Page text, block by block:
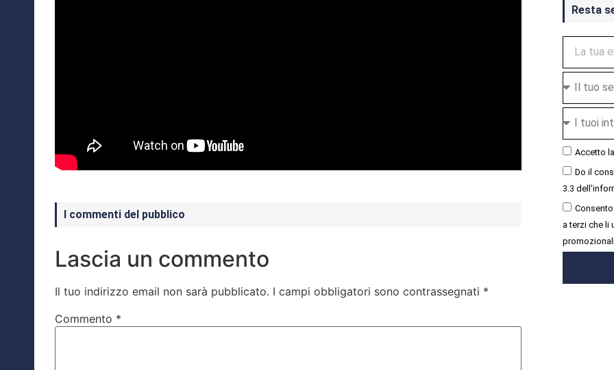
I commenti del pubblico
Lascia un commento
Il tuo indirizzo email non sarà pubblicato. I campi obbligatori sono contrassegnati *
Commento *
Resta
Accetto la
Do il
3.3
a terzi che li